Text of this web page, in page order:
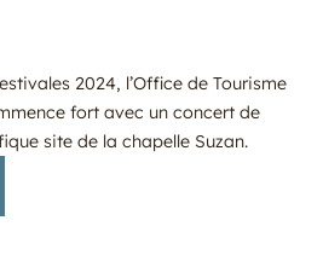
2024, l’Office de Tourisme
fort avec un concert de
site de la chapelle Suzan.